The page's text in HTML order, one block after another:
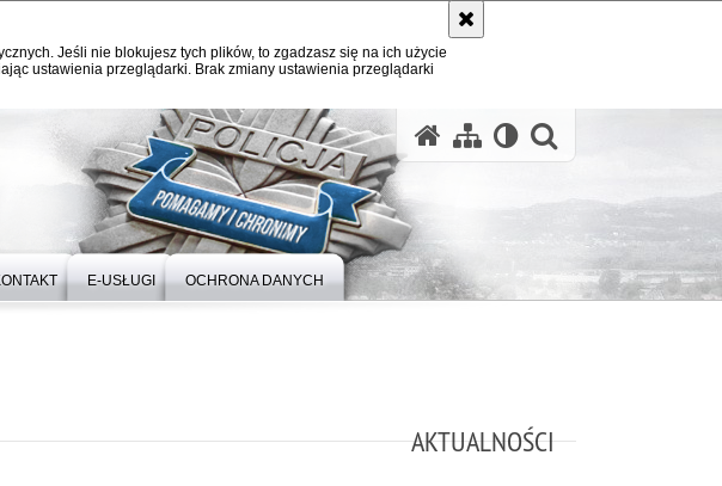
Jeśli nie blokujesz tych plików, to zgadzasz się na ich użycie
ustawienia przeglądarki. Brak zmiany ustawienia przeglądarki
E-USŁUGI OCHRONA DANYCH
AKTUALNOŚCI